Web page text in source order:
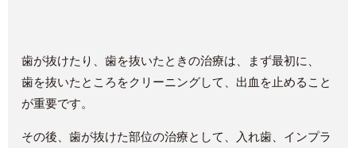
歯が抜けたり、歯を抜いたときの治療は、
まず最初に、
歯を抜いたところをクリーニングして、出血を止めること
が重要です。
その後、歯が抜けた部位の治療として、入れ歯、インプラ